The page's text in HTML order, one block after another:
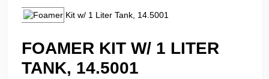
FOAMER KIT W/ 1 LITER
TANK, 14.5001